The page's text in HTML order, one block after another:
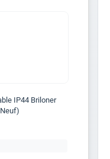
IP44 Briloner